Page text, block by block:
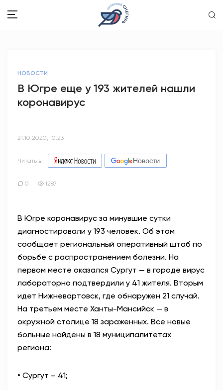
ОБРАЗОВАНИЕ
ЭТО У НАС СЕМЕЙНОЕ
АНТИТЕРРОР
НОВОСТИ
ОФИЦИАЛЬНО
НОВОСТИ
В Югре еще у 193 жителей нашли
коронавирус
21.10.2020, 10:23
Читать в
0 1287
В Югре коронавирус за минувшие сутки
диагностировали у 193 человек. Об этом
сообщает региональный оперативный штаб по
борьбе с распространением болезни. На
первом месте оказался Сургут — в городе вирус
лабораторно подтвердили у 41 жителя. Вторым
идет Нижневартовск, где обнаружен 21 случай.
На третьем месте Ханты-Мансийск — в
окружной столице 18 зараженных. Все новые
больные найдены в 18 муниципалитетах
региона:
• Сургут – 41;